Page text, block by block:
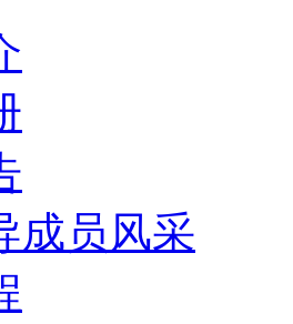
成员风采